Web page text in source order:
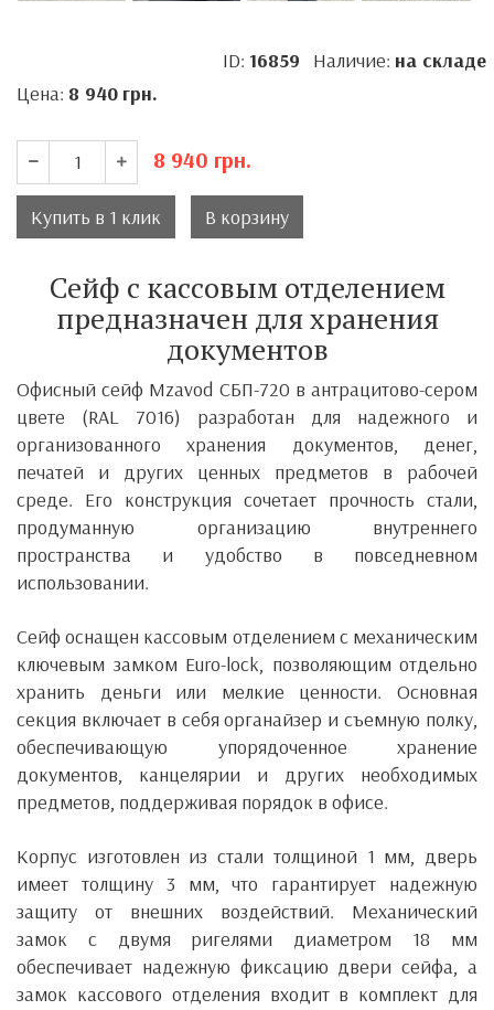
ID: 16859 Наличие: на складе
Цена: 8 940 грн.
8 940 грн.
Купить в 1 клик В корзину
Сейф с кассовым отделением
предназначен для хранения
документов
Офисный сейф Mzavod СБП-720 в антрацитово-сером
цвете (RAL 7016) разработан для надежного и
организованного хранения документов, денег,
печатей и других ценных предметов в рабочей
среде. Его конструкция сочетает прочность стали,
продуманную организацию внутреннего
пространства и удобство в повседневном
использовании.
Сейф оснащен кассовым отделением с механическим
ключевым замком Euro-lock, позволяющим отдельно
хранить деньги или мелкие ценности. Основная
секция включает в себя органайзер и съемную полку,
обеспечивающую упорядоченное хранение
документов, канцелярии и других необходимых
предметов, поддерживая порядок в офисе.
Корпус изготовлен из стали толщиной 1 мм, дверь
имеет толщину 3 мм, что гарантирует надежную
защиту от внешних воздействий. Механический
замок с двумя ригелями диаметром 18 мм
обеспечивает надежную фиксацию двери сейфа, а
замок кассового отделения входит в комплект для